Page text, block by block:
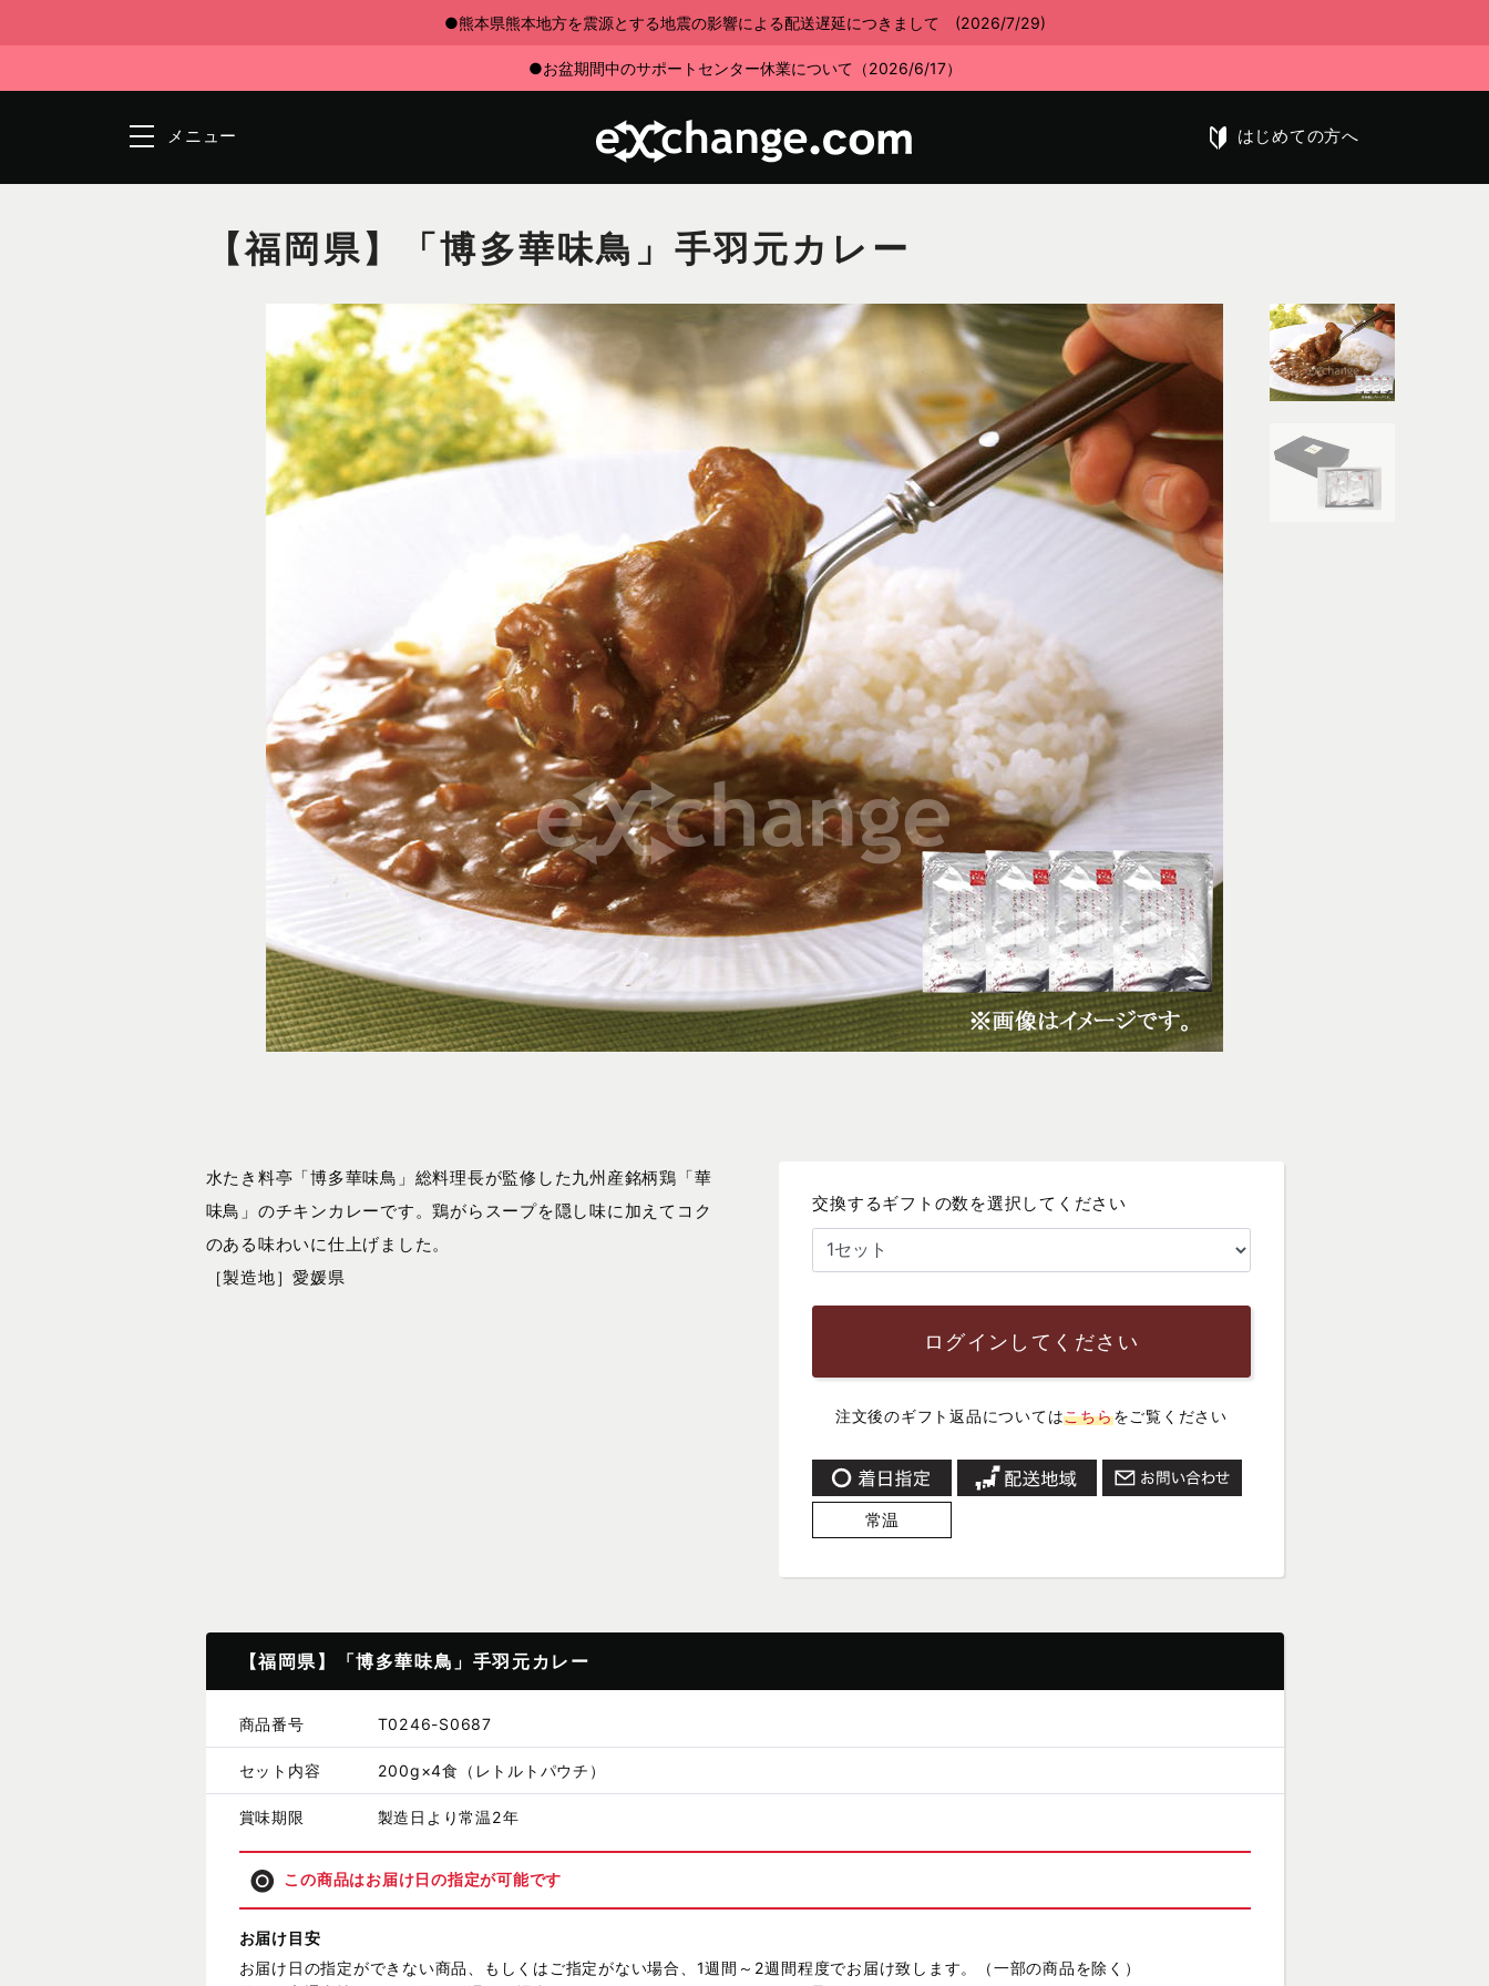
●熊本県熊本地方を震源とする地震の影響による配送遅延につきまして (2026/7/29)
●お盆期間中のサポートセンター休業について（2026/6/17）
メニュー はじめての方へ
【福岡県】「博多華味鳥」手羽元カレー
交換するギフトの数を選択してください
ログインしてください
注文後のギフト返品についてはこちらをご覧ください
常温
水たき料亭「博多華味鳥」総料理長が監修した九州産銘柄鶏「華
味鳥」のチキンカレーです。鶏がらスープを隠し味に加えてコク
のある味わいに仕上げました。
［製造地］愛媛県
【福岡県】「博多華味鳥」手羽元カレー
商品番号 T0246-S0687
セット内容 200g×4食（レトルトパウチ）
賞味期限 製造日より常温2年
この商品はお届け日の指定が可能です
お届け目安
お届け日の指定ができない商品、もしくはご指定がない場合、1週間～2週間程度でお届け致します。（一部の商品を除く）